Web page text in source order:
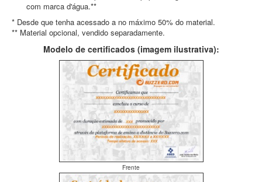
com marca d'água.**
* Desde que tenha acessado a no máximo 50% do material.
** Material opcional, vendido separadamente.
Modelo de certificados (imagem ilustrativa):
Frente